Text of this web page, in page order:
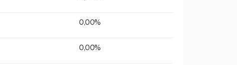
0,00%
0,00%